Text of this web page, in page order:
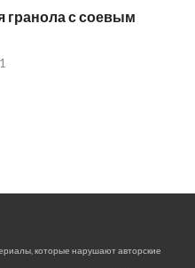
гранола с соевым
которые нарушают авторские